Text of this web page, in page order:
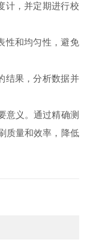
，并定期进行校
和均匀性，避免
果，分析数据并
义。通过精确测
质量和效率，降低